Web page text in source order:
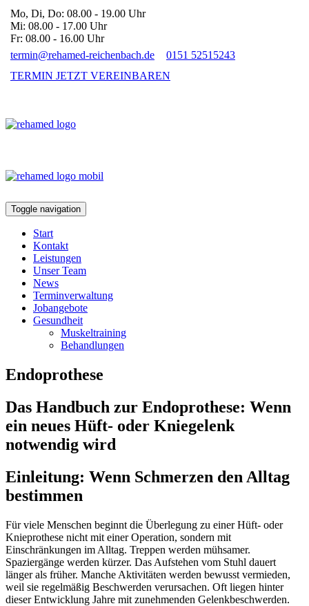
Mo, Di, Do: 08.00 - 19.00 Uhr
Mi: 08.00 - 17.00 Uhr
Fr: 08.00 - 16.00 Uhr
termin@rehamed-reichenbach.de
0151 52515243
TERMIN JETZT VEREINBAREN
Toggle navigation
Start
Kontakt
Leistungen
Unser Team
News
Terminverwaltung
Jobangebote
Gesundheit
Muskeltraining
Behandlungen
Endoprothese
Das Handbuch zur Endoprothese: Wenn
ein neues Hüft- oder Kniegelenk
notwendig wird
Einleitung: Wenn Schmerzen den Alltag
bestimmen
Für viele Menschen beginnt die Überlegung zu einer Hüft- oder
Knieprothese nicht mit einer Operation, sondern mit
Einschränkungen im Alltag. Treppen werden mühsamer.
Spaziergänge werden kürzer. Das Aufstehen vom Stuhl dauert
länger als früher. Manche Aktivitäten werden bewusst vermieden,
weil sie regelmäßig Beschwerden verursachen. Oft liegen hinter
dieser Entwicklung Jahre mit zunehmenden Gelenkbeschwerden.